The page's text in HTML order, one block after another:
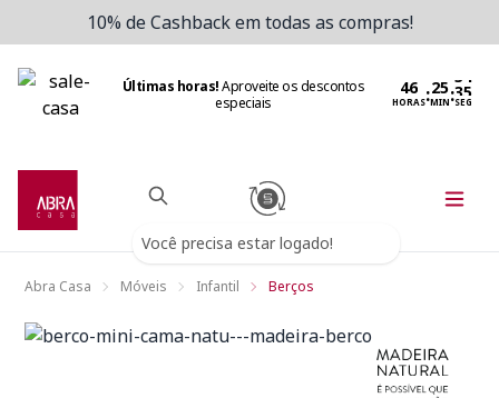
10% de Cashback em todas as compras!
Últimas horas!Aproveite os descontos
especiais
HORAS:MIN:SEG
Você precisa estar logado!
Abra Casa Móveis Infantil Berços